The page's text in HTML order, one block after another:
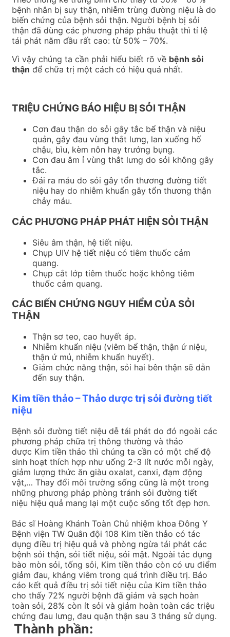
bệnh nhân bị suy thận, nhiễm trùng đường niệu là do
biến chứng của bệnh sỏi thận. Người bệnh bị sỏi
thận đã dùng các phương pháp phẫu thuật thì tỉ lệ
tái phát năm đầu rất cao: từ 50% – 70%.
Vì vậy chúng ta cần phải hiểu biết rõ về bệnh sỏi
thận để chữa trị một cách có hiệu quả nhất.
TRIỆU CHỨNG BÁO HIỆU BỊ SỎI THẬN
Cơn đau thận do sỏi gây tắc bể thận và niệu
quản, gây đau vùng thắt lưng, lan xuống hố
chậu, bìu, kèm nôn hay trướng bụng.
Cơn đau âm ỉ vùng thắt lưng do sỏi không gây
tắc.
Đái ra máu do sỏi gây tổn thương đường tiết
niệu hay do nhiễm khuẩn gây tổn thương thận
chảy máu.
CÁC PHƯƠNG PHÁP PHÁT HIỆN SỎI THẬN
Siêu âm thận, hệ tiết niệu.
Chụp UIV hệ tiết niệu có tiêm thuốc cảm
quang.
Chụp cắt lớp tiêm thuốc hoặc không tiêm
thuốc cảm quang.
CÁC BIẾN CHỨNG NGUY HIỂM CỦA SỎI
THẬN
Thận sơ teo, cao huyết áp.
Nhiễm khuẩn niệu (viêm bể thận, thận ứ niệu,
thận ứ mủ, nhiễm khuẩn huyết).
Giảm chức năng thận, sỏi hai bên thận sẽ dẫn
đến suy thận.
Kim tiền thảo – Thảo dược trị sỏi đường tiết
niệu
Bệnh sỏi đường tiết niệu dễ tái phát do đó ngoài các
phương pháp chữa trị thông thường và thảo
dược Kim tiền thảo thì chúng ta cần có một chế độ
sinh hoạt thích hợp như uống 2-3 lít nước mỗi ngày,
giảm lượng thức ăn giàu oxalat, canxi, đạm động
vật,… Thay đổi môi trường sống cũng là một trong
những phương pháp phòng tránh sỏi đường tiết
niệu hiệu quả mang lại một cuộc sống tốt đẹp hơn.
Bác sĩ Hoàng Khánh Toàn Chủ nhiệm khoa Đông Y
Bệnh viện TW Quân đội 108 Kim tiền thảo có tác
dụng điều trị hiệu quả và phòng ngừa tái phát các
bệnh sỏi thận, sỏi tiết niệu, sỏi mật. Ngoài tác dụng
bào mòn sỏi, tống sỏi, Kim tiền thảo còn có ưu điểm
giảm đau, kháng viêm trong quá trình điều trị. Báo
cáo kết quả điều trị sỏi tiết niệu của Kim tiền thảo
cho thấy 72% người bệnh đã giảm và sạch hoàn
toàn sỏi, 28% còn ít sỏi và giảm hoàn toàn các triệu
chứng đau lưng, đau quặn thận sau 3 tháng sử dụng.
Thành phần: